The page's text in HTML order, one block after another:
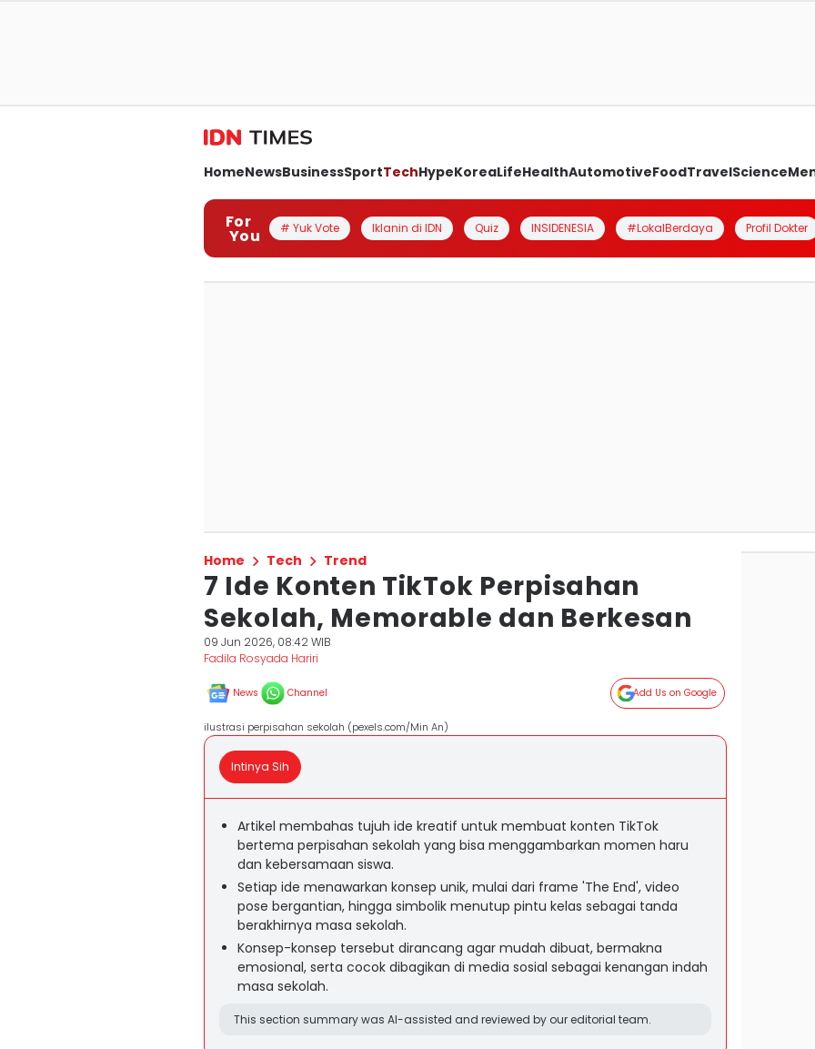
HomeNewsBusinessSportTechHypeKoreaLifeHealthAutomotiveFoodTravelScience
For
You # Yuk Vote Iklanin di IDN Quiz INSIDENESIA #LokalBerdaya Profil Dokter
Home Tech Trend
7 Ide Konten TikTok Perpisahan
Sekolah, Memorable dan Berkesan
09 Jun 2026, 08:42 WIB
Fadila Rosyada Hariri
News Channel Add Us on Google
ilustrasi perpisahan sekolah (pexels.com/Min An)
Intinya Sih
Artikel membahas tujuh ide kreatif untuk membuat konten TikTok
bertema perpisahan sekolah yang bisa menggambarkan momen haru
dan kebersamaan siswa.
Setiap ide menawarkan konsep unik, mulai dari frame 'The End', video
pose bergantian, hingga simbolik menutup pintu kelas sebagai tanda
berakhirnya masa sekolah.
Konsep-konsep tersebut dirancang agar mudah dibuat, bermakna
emosional, serta cocok dibagikan di media sosial sebagai kenangan indah
masa sekolah.
This section summary was AI-assisted and reviewed by our editorial team.